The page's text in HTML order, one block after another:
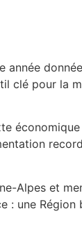
clé pour la
Alpes et
une Région